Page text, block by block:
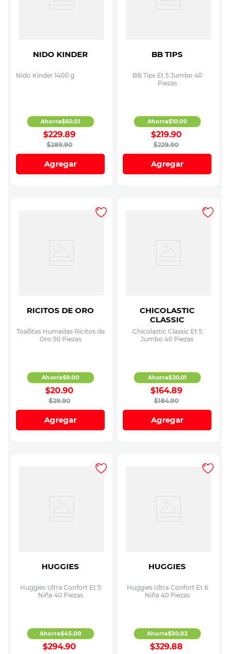
NIDO KINDER
Nido Kinder 1400 g
$289.90
$229.89
Ahorra$60.01
Agregar
BB TIPS
BB Tips Et 5 Jumbo 40
Piezas
$229.90
$219.90
Ahorra$10.00
Agregar
RICITOS DE ORO
Toallitas Humedas Ricitos de
Oro 50 Piezas
$29.90
$20.90
Ahorra$9.00
Agregar
CHICOLASTIC
CLASSIC
Chicolastic Classic Et 5
Jumbo 40 Piezas
$184.90
$164.89
Ahorra$20.01
Agregar
HUGGIES
Huggies Ultra Confort Et 5
Niña 40 Piezas
$294.90
Ahorra$45.00
HUGGIES
Huggies Ultra Confort Et 6
Niña 40 Piezas
$329.88
Ahorra$30.02